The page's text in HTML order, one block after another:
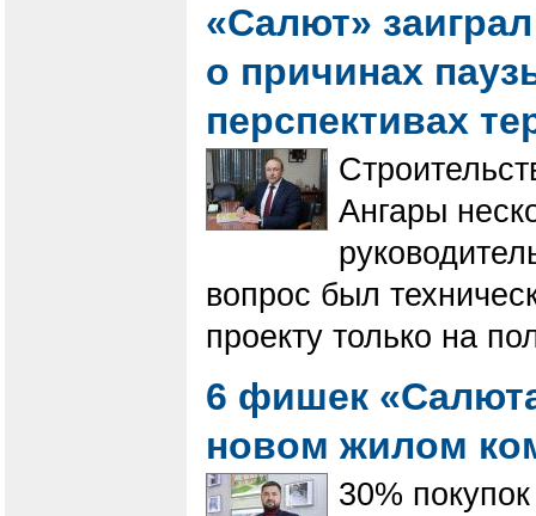
«Салют»
о причинах
перспективах
Ангары
вопрос был
проекту только на
6 фишек
новом жилом
30%